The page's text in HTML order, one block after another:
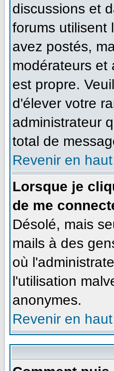
discussions et
forums utilisent
avez postés,
modérateurs et
est propre.
d'élever votre
administrateur
total de
Revenir en
Lorsque je
de me
Désolé, mais
mails à des
où
l'utilisation
anonymes.
Revenir en